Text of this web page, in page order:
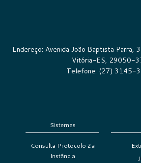
Endereço: Avenida João Baptista Parra,
Vitória-ES, 29050-
Telefone: (27) 3145-
Sistemas
Consulta Protocolo 2a
Instância